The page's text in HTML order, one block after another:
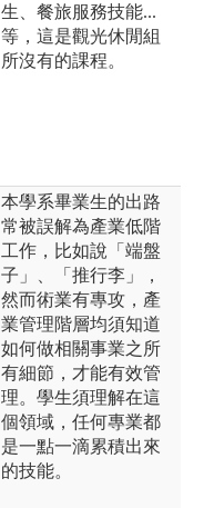
生、餐旅服務技能...
等，這是觀光休閒組
所沒有的課程。
本學系畢業生的出路
常被誤解為產業低階
工作，比如說「端盤
子」、「推行李」，
然而術業有專攻，產
業管理階層均須知道
如何做相關事業之所
有細節，才能有效管
理。學生須理解在這
個領域，任何專業都
是一點一滴累積出來
的技能。